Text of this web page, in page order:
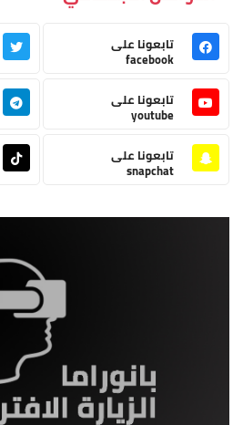
تابعونا على
facebook
تابعونا على
youtube
تابعونا على
snapchat